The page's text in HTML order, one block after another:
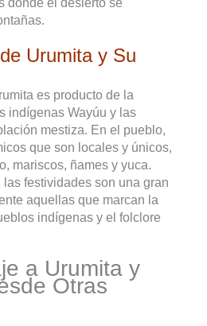
donde el desierto se
Urumita y Su
es producto de la
indígenas Wayúu y las
mestiza. En el pueblo,
que son locales y únicos,
mariscos, ñames y yuca.
festividades son una gran
aquellas que marcan la
indígenas y el folclore
a Urumita y
Otras